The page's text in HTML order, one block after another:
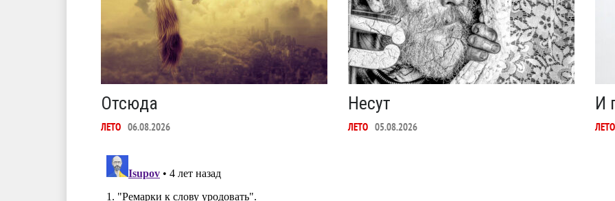
Отсюда
ЛЕТО 06.08.2026
Несут
ЛЕТО 05.08.2026
И
ЛЕТО